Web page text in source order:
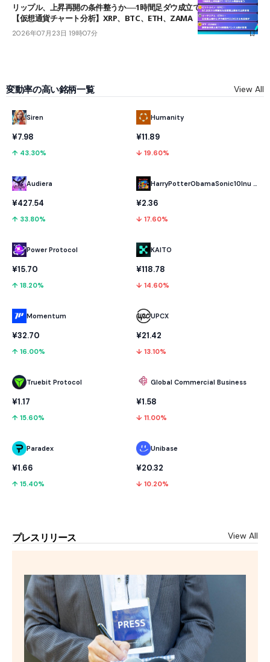
リップル、上昇再開の条件整うか──1時間足ダウ成立で1.185ドルを狙う
【仮想通貨チャート分析】XRP、BTC、ETH、ZAMA
2026年07月23日 19時07分
変動率の高い銘柄一覧 View All
Siren
¥7.98
↑ 43.30%
Audiera
¥427.54
↑ 33.80%
Power Protocol
¥15.70
↑ 18.20%
Momentum
¥32.70
↑ 16.00%
Truebit Protocol
¥1.17
↑ 15.60%
Paradex
¥1.66
↑ 15.40%
Humanity
¥11.89
↓ 19.60%
HarryPotterObamaSonic10Inu (ETH)
¥2.36
↓ 17.60%
KAITO
¥118.78
↓ 14.60%
UPCX
¥21.42
↓ 13.10%
Global Commercial Business
¥1.58
↓ 11.00%
Unibase
¥20.32
↓ 10.20%
プレスリリース View All